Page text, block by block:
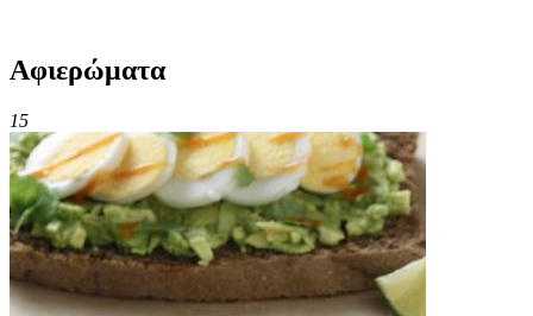
Αφιερώματα
15